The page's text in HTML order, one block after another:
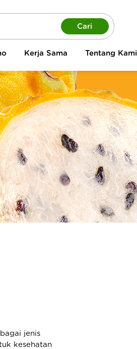
Cari
Kerja Sama Tentang Kami
jenis
kesehatan